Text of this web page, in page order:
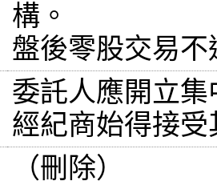
構。
盤後零股交易
委託人應開立
經紀商始得接
（刪除）